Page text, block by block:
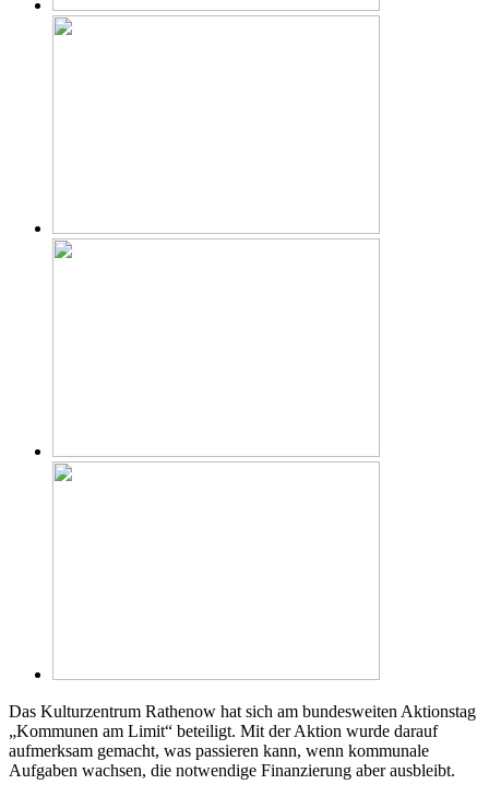
Das Kulturzentrum Rathenow hat sich am bundesweiten Aktionstag
„Kommunen am Limit“ beteiligt. Mit der Aktion wurde darauf
aufmerksam gemacht, was passieren kann, wenn kommunale
Aufgaben wachsen, die notwendige Finanzierung aber ausbleibt.